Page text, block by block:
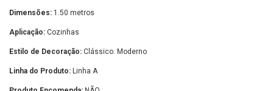
Dimensões: 1.50 metros
Aplicação: Cozinhas
Estilo de Decoração: Clássico. Moderno
Linha do Produto: Linha A